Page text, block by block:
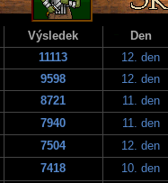
Výsledek
Den
11113
12. den
9598
12. den
8721
11. den
7940
11. den
7504
12. den
7418
10. den